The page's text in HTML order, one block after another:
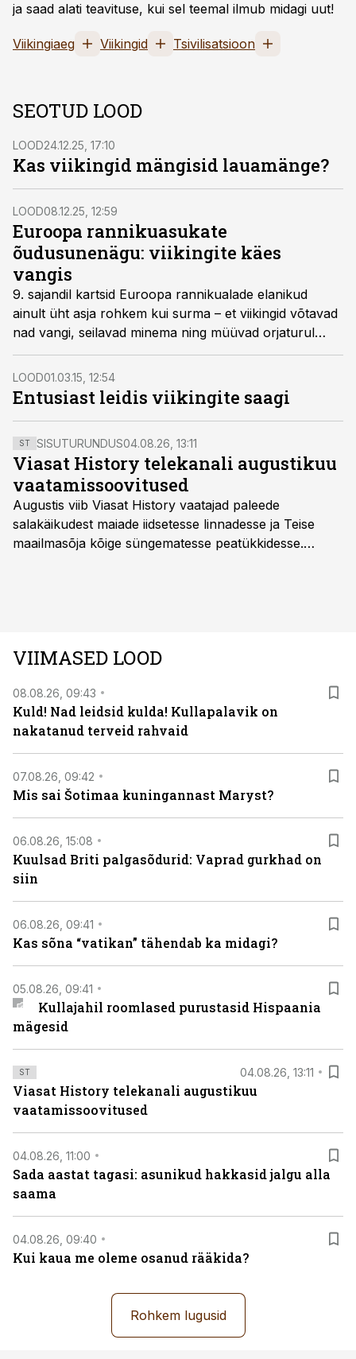
ja saad alati teavituse, kui sel teemal ilmub midagi uut!
Viikingiaeg Viikingid Tsivilisatsioon
SEOTUD LOOD
LOOD24.12.25, 17:10
Kas viikingid mängisid lauamänge?
LOOD08.12.25, 12:59
Euroopa rannikuasukate
õudusunenägu: viikingite käes
vangis
9. sajandil kartsid Euroopa rannikualade elanikud
ainult üht asja rohkem kui surma – et viikingid võtavad
nad vangi, seilavad minema ning müüvad orjaturul
maha. Ees oodanuks lühike elu täis jõhkrat
ärakasutamist. Ori võis vabadusse pääseda kolmel
viisil: teenida oma peremehele varandus, magatada
end vabaks või sooritada mõrv.
LOOD01.03.15, 12:54
Entusiast leidis viikingite saagi
ST SISUTURUNDUS04.08.26, 13:11
Viasat History telekanali augustikuu
vaatamissoovitused
Augustis viib Viasat History vaatajad paleede
salakäikudest maiade iidsetesse linnadesse ja Teise
maailmasõja kõige süngematesse peatükkidesse.
viasathistory.eu/ee
VIIMASED LOOD
08.08.26, 09:43
Kuld! Nad leidsid kulda! Kullapalavik on
nakatanud terveid rahvaid
07.08.26, 09:42
Mis sai Šotimaa kuningannast Maryst?
06.08.26, 15:08
Kuulsad Briti palgasõdurid: Vaprad gurkhad on
siin
06.08.26, 09:41
Kas sõna “vatikan” tähendab ka midagi?
05.08.26, 09:41
Kullajahil roomlased purustasid Hispaania
mägesid
ST 04.08.26, 13:11
Viasat History telekanali augustikuu
vaatamissoovitused
04.08.26, 11:00
Sada aastat tagasi: asunikud hakkasid jalgu alla
saama
04.08.26, 09:40
Kui kaua me oleme osanud rääkida?
Rohkem lugusid